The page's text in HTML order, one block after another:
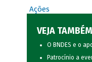
Ações
VEJA TAMBÉM
O BNDES e o
Patrocínio a